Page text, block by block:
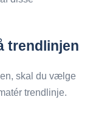
trendlinjen
skal du vælge
trendlinje.